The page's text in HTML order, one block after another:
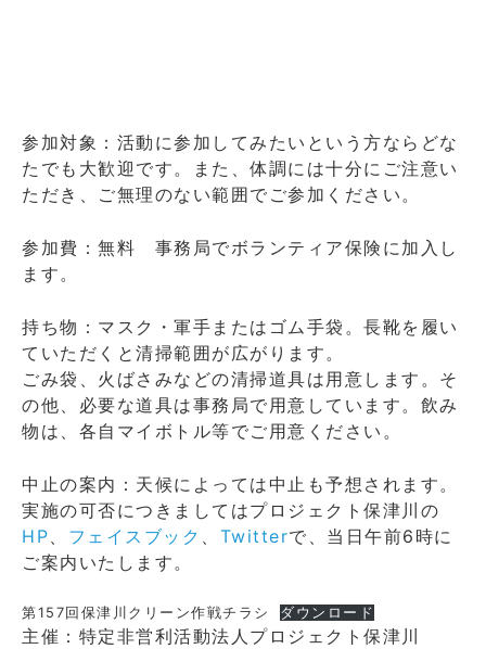
参加対象：活動に参加してみたいという方ならどな
たでも大歓迎です。また、体調には十分にご注意い
ただき、ご無理のない範囲でご参加ください。
参加費：無料 事務局でボランティア保険に加入し
ます。
持ち物：マスク・軍手またはゴム手袋。長靴を履い
ていただくと清掃範囲が広がります。
ごみ袋、火ばさみなどの清掃道具は用意します。そ
の他、必要な道具は事務局で用意しています。飲み
物は、各自マイボトル等でご用意ください。
中止の案内：天候によっては中止も予想されます。
実施の可否につきましてはプロジェクト保津川の
HP
フェイスブック Twitterで、当日午前6時に
ご案内いたします。
第157回保津川クリーン作戦チラシ ダウンロード
主催：特定非営利活動法人プロジェクト保津川